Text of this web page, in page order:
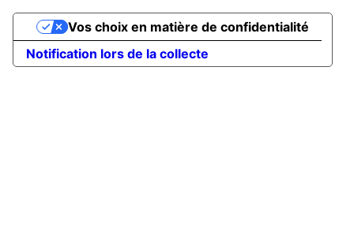
Notification lors de la collecte
Vos choix en matière de confidentialité